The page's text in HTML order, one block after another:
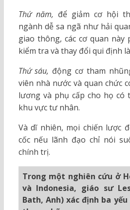
Thứ năm, để giảm cơ hội
ngành dễ sa ngã như hải
giao thông, các cơ quan này
kiểm tra và thay đổi qui định
Thứ sáu, động cơ tham
viên nhà nước và quan chức
lương và phụ cấp cho họ có
khu vực tư nhân.
Và dĩ nhiên, mọi chiến lược
cốc nếu lãnh đạo chỉ nói
chính trị.
Trong một nghiên cứu ở
và Indonesia, giáo sư
Bath, Anh) xác định ba